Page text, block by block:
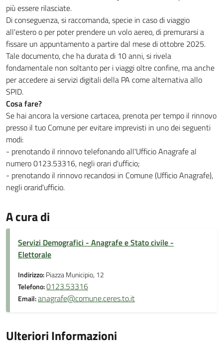
più essere rilasciate.
Di conseguenza, si raccomanda, specie in caso di viaggio
all'estero o per poter prendere un volo aereo, di premurarsi a
fissare un appuntamento a partire dal mese di ottobre 2025.
Tale documento, che ha durata di 10 anni, si rivela
fondamentale non soltanto per i viaggi oltre confine, ma anche
per accedere ai servizi digitali della PA come alternativa allo
SPID.
Cosa fare?
Se hai ancora la versione cartacea, prenota per tempo il rinnovo
presso il tuo Comune per evitare imprevisti in uno dei seguenti
modi:
- prenotando il rinnovo telefonando all'Ufficio Anagrafe al
numero 0123.53316, negli orari d'ufficio;
- prenotando il rinnovo recandosi in Comune (Ufficio Anagrafe),
negli orarid'ufficio.
A cura di
Servizi Demografici - Anagrafe e Stato civile -
Elettorale
Indirizzo:Piazza Municipio, 12
Telefono:0123.53316
Email:anagrafe@comune.ceres.to.it
Ulteriori Informazioni